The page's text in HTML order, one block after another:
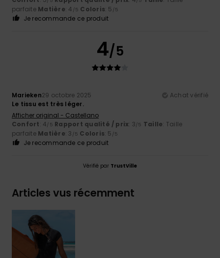
parfaite Matière: 4 /5 Coloris: 5 /5
Je recommande ce produit
4/5
Marieken29 octobre 2025
Achat vérifié
Le tissu est très léger.
Afficher original - Castellano
Confort: 4/5 Rapport qualité / prix: 3/5 Taille: Taille
parfaite Matière: 3 /5 Coloris: 5 /5
Je recommande ce produit
Vérifié par TrustVille
Articles vus récemment